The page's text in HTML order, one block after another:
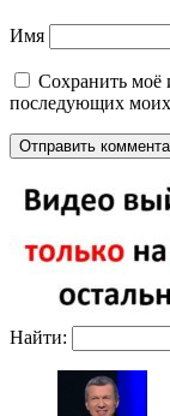
Имя
Сохранить моё
последующих
Найти: